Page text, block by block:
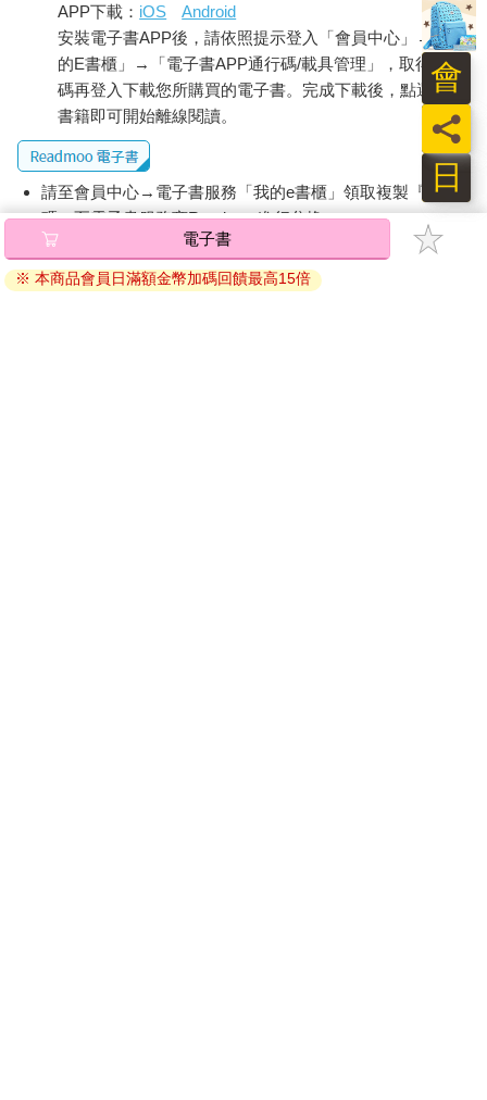
APP下載： iOS
Android
安裝電子書APP後，請依照提示登入「會員中心」→「我
的E書櫃」→「電子書APP通行碼/載具管理」，取得通行
碼再登入下載您所購買的電子書。完成下載後，點選任一
書籍即可開始離線閱讀。
請至會員中心→電子書服務「我的e書櫃」領取複製『兌換
碼』至電子書服務商Readmoo進行兌換。
退換貨須知：
因版權保護，您在金石堂所購買的電子書僅能以金石堂專屬
日
員
會